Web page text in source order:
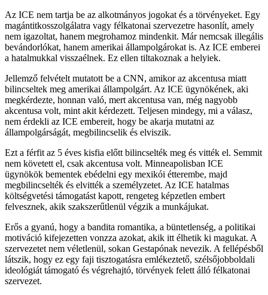
Az ICE nem tartja be az alkotmányos jogokat és a törvényeket. Egy
magántitkosszolgálatra vagy félkatonai szervezetre hasonlít, amely
nem igazoltat, hanem megrohamoz mindenkit. Már nemcsak illegális
bevándorlókat, hanem amerikai állampolgárokat is. Az ICE emberei
a hatalmukkal visszaélnek. Ez ellen tiltakoznak a helyiek.
Jellemző felvételt mutatott be a CNN, amikor az akcentusa miatt
bilincseltek meg amerikai állampolgárt. Az ICE ügynökének, aki
megkérdezte, honnan való, mert akcentusa van, még nagyobb
akcentusa volt, mint akit kérdezett. Teljesen mindegy, mi a válasz,
nem érdekli az ICE embereit, hogy be akarja mutatni az
állampolgárságát, megbilincselik és elviszik.
Ezt a férfit az 5 éves kisfia előtt bilincselték meg és vitték el. Semmit
nem követett el, csak akcentusa volt. Minneapolisban ICE
ügynökök bementek ebédelni egy mexikói étterembe, majd
megbilincselték és elvitték a személyzetet. Az ICE hatalmas
költségvetési támogatást kapott, rengeteg képzetlen embert
felvesznek, akik szakszerűtlenül végzik a munkájukat.
Erős a gyanú, hogy a bandita romantika, a büntetlenség, a politikai
motiváció kifejezetten vonzza azokat, akik itt élhetik ki magukat. A
szervezetet nem véletlenül, sokan Gestapónak nevezik. A fellépésből
látszik, hogy ez egy faji tisztogatásra emlékeztető, szélsőjobboldali
ideológiát támogató és végrehajtó, törvények felett álló félkatonai
szervezet.